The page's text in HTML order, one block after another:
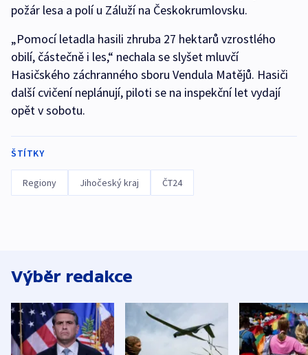
požár lesa a polí u Záluží na Českokrumlovsku.
„Pomocí letadla hasili zhruba 27 hektarů vzrostlého
obilí, částečně i les,“ nechala se slyšet mluvčí
Hasičského záchranného sboru Vendula Matějů. Hasiči
další cvičení neplánují, piloti se na inspekční let vydají
opět v sobotu.
ŠTÍTKY
Regiony Jihočeský kraj ČT24
Výběr redakce